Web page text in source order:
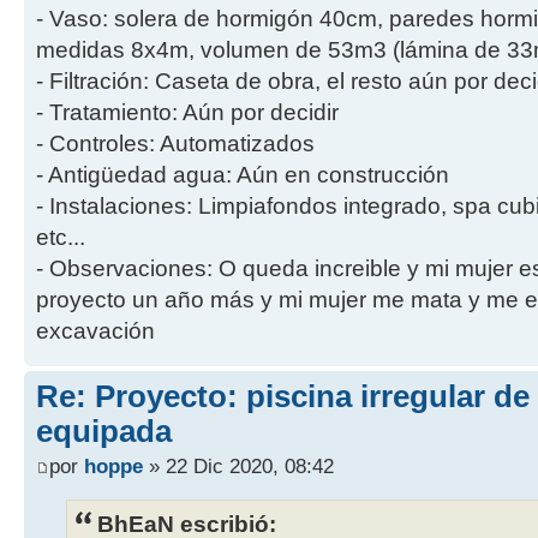
- Vaso: solera de hormigón 40cm, paredes
medidas 8x4m, volumen de 53m3 (lámina de
- Filtración: Caseta de obra, el resto aún por
- Tratamiento: Aún por decidir
- Controles: Automatizados
- Antigüedad agua: Aún en construcción
- Instalaciones: Limpiafondos integrado, spa
etc...
- Observaciones: O queda increible y mi mujer
proyecto un año más y mi mujer me mata y me
excavación
Re: Proyecto: piscina irregular
equipada
por hoppe » 22 Dic 2020, 08:42
BhEaN escribió: